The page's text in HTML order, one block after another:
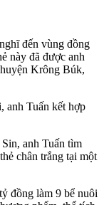
đến vùng đồng
này đã được anh
Krông Búk,
anh Tuấn kết hợp
anh Tuấn tìm
chân trắng tại một
đồng làm 9 bể nuôi